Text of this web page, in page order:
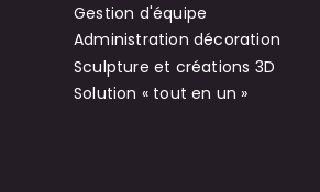
Gestion d'équipe
Administration décoration
Sculpture et créations 3D
Solution « tout en un »